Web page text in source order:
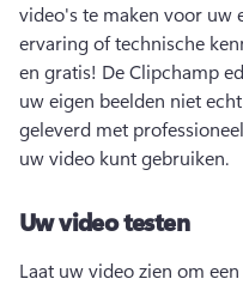
video's te maken voor uw
ervaring of technische
en gratis! De Clipchamp
uw eigen beelden niet
geleverd met
uw video kunt gebruiken.
Uw video testen
Laat uw video zien om